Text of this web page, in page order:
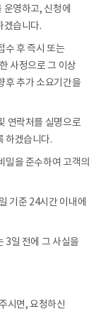
운영하고, 신청에
겠습니다.
수 후 즉시 또는
사정으로 그 이상
후 추가 소요기간을
연락처를 실명으로
하겠습니다.
밀을 준수하여 고객의
기준 24시간 이내에
3일 전에 그 사실을
시면, 요청하신